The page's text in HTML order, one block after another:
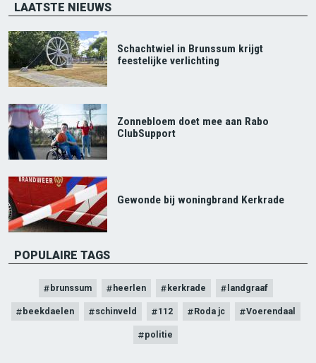
LAATSTE NIEUWS
Schachtwiel in Brunssum krijgt
feestelijke verlichting
Zonnebloem doet mee aan Rabo
ClubSupport
Gewonde bij woningbrand Kerkrade
POPULAIRE TAGS
brunssum heerlen kerkrade landgraaf
beekdaelen schinveld 112 Roda jc Voerendaal
politie